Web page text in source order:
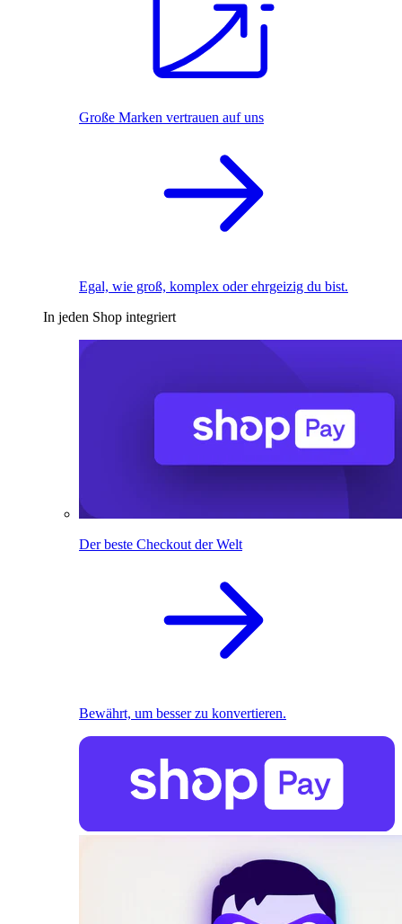
Große Marken vertrauen auf uns
Egal, wie groß, komplex oder ehrgeizig du bist.
In jeden Shop integriert
Der beste Checkout der Welt
Bewährt, um besser zu konvertieren.